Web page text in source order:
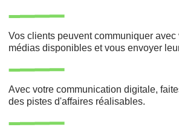
Vos clients peuvent communiquer
médias disponibles et vous envoyer
Avec votre communication digitale,
des pistes d'affaires réalisables.